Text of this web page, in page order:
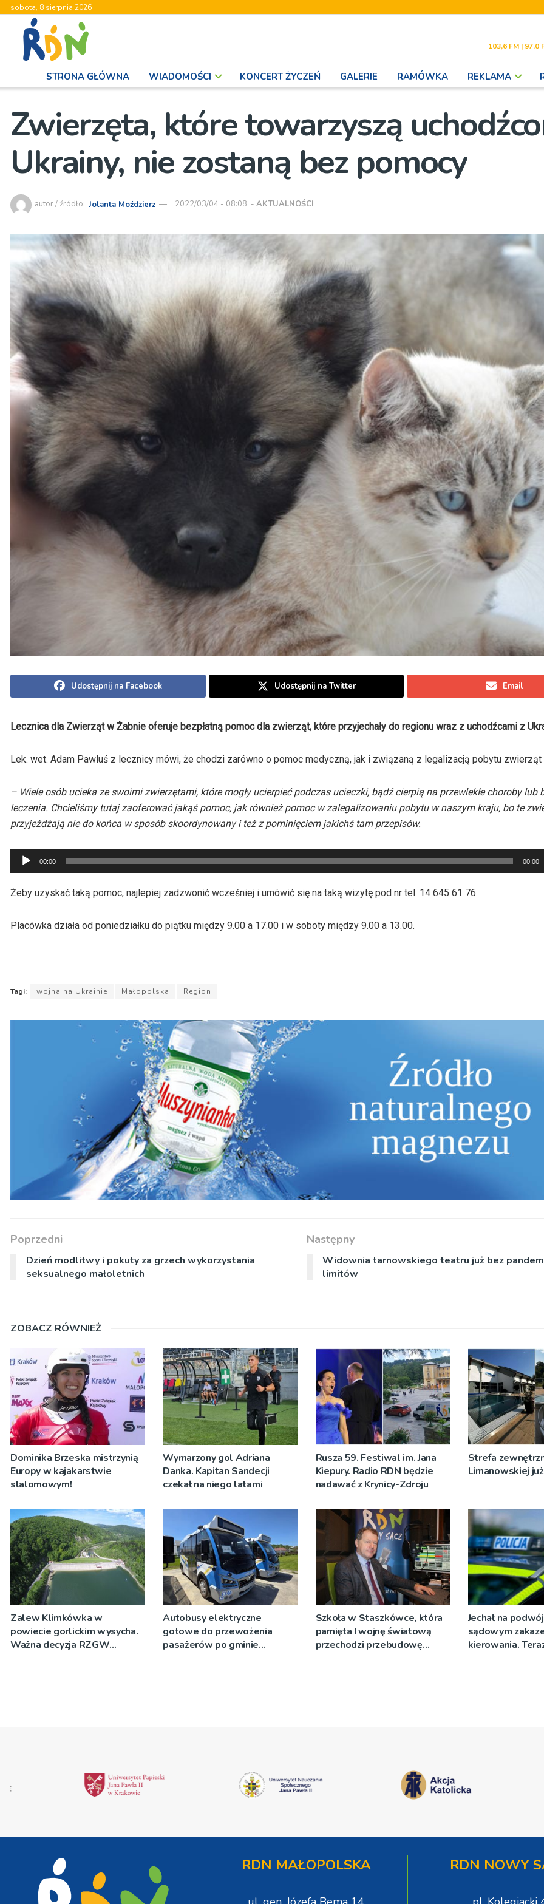
sobota, 8 sierpnia 2026
103,6 FM | 97,0
STRONA GŁÓWNA WIADOMOŚCI KONCERT ŻYCZEŃ GALERIE RAMÓWKA REKLAMA
Zwierzęta, które towarzyszą
Ukrainy, nie zostaną bez pomocy
autor / źródło: Jolanta Moździerz 2022/03/04 - 08:08 - AKTUALNOŚCI
Udostępnij na Facebook Udostępnij na Twitter Email
Lecznica dla Zwierząt w Żabnie oferuje bezpłatną pomoc dla zwierząt, które przyjechały do regionu wraz z uchodźcami z
Lek. wet. Adam Pawluś z lecznicy mówi, że chodzi zarówno o pomoc medyczną, jak i związaną z legalizacją pobytu
– Wiele osób ucieka ze swoimi zwierzętami, które mogły ucierpieć podczas ucieczki, bądź cierpią na przewlekłe choroby lub
leczenia. Chcieliśmy tutaj zaoferować jakąś pomoc, jak również pomoc w zalegalizowaniu pobytu w naszym kraju, bo te
przyjeżdżają nie do końca w sposób skoordynowany i też z pominięciem jakichś tam przepisów.
Odtwarzacz
plików
dźwiękowych
00:00 00:00
Żeby uzyskać taką pomoc, najlepiej zadzwonić wcześniej i umówić się na taką wizytę pod nr tel. 14 645 61 76.
Placówka działa od poniedziałku do piątku między 9.00 a 17.00 i w soboty między 9.00 a 13.00.
Tagi: wojna na Ukrainie Małopolska Region
Poprzedni
Dzień modlitwy i pokuty za grzech wykorzystania
seksualnego małoletnich
Następny
Widownia tarnowskiego teatru już bez
limitów
ZOBACZ RÓWNIEŻ
Dominika Brzeska mistrzynią
Europy w kajakarstwie
slalomowym!
Wymarzony gol Adriana
Danka. Kapitan Sandecji
czekał na niego latami
Rusza 59. Festiwal im. Jana
Kiepury. Radio RDN będzie
nadawać z Krynicy-Zdroju
Strefa
Limanowskiej już
Zalew Klimkówka w
powiecie gorlickim wysycha.
Ważna decyzja RZGW
Autobusy elektryczne
gotowe do przewożenia
pasażerów po gminie
Szkoła w Staszkówce, która
pamięta I wojnę światową
przechodzi przebudowę
Jechał na
sądowym
kierowania.
RDN MAŁOPOLSKA RDN NOWY